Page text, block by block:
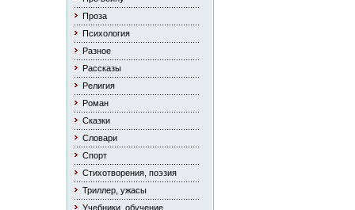
Проза
Психология
Разное
Рассказы
Религия
Роман
Сказки
Словари
Спорт
Стихотворения, поэзия
Триллер, ужасы
Учебники, обучение